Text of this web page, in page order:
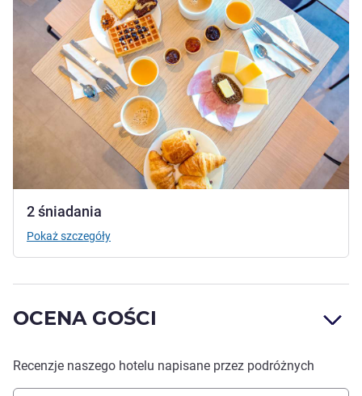
2 śniadania
Pokaż szczegóły
OCENA GOŚCI
Recenzje naszego hotelu napisane przez podróżnych